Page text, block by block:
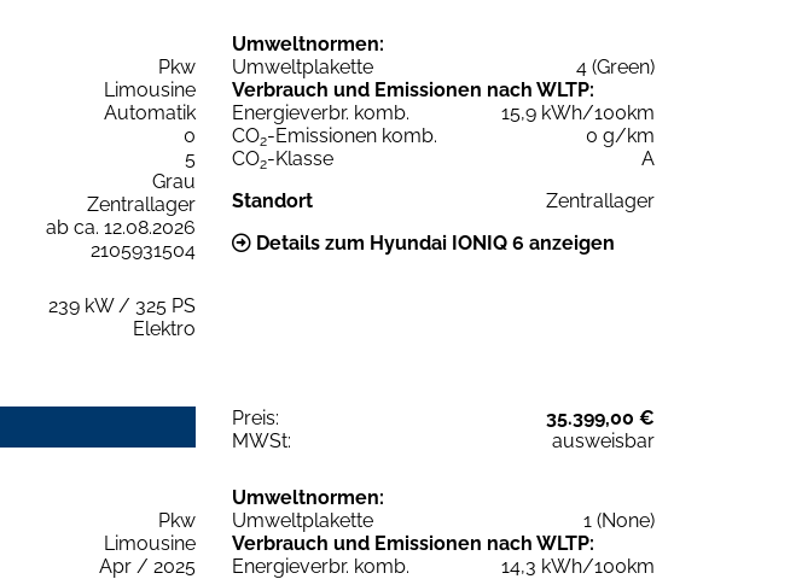
Pkw
Limousine
Automatik
0
5
Grau
Zentrallager
ab ca. 12.08.2026
2105931504
239 kW / 325 PS
Elektro
Umweltnormen:
Umweltplakette
4 (Green)
Verbrauch und Emissionen nach WLTP:
Energieverbr. komb.
15,9 kWh/100km
CO2-Emissionen komb.
0 g/km
CO2-Klasse
A
Standort
Zentrallager
Details zum Hyundai IONIQ 6 anzeigen
Preis:
35.399,00 €
MWSt:
ausweisbar
Pkw
Limousine
Apr / 2025
Umweltnormen:
Umweltplakette
1 (None)
Verbrauch und Emissionen nach WLTP:
Energieverbr. komb.
14,3 kWh/100km